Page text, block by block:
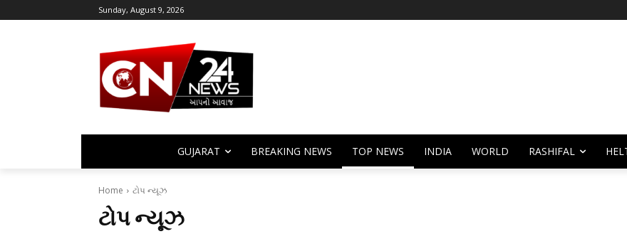
Sunday, August 9, 2026
GUJARAT BREAKING NEWS TOP NEWS INDIA WORLD RASHIFAL
Home ટોપ ન્યૂઝ
ટોપ ન્યૂઝ